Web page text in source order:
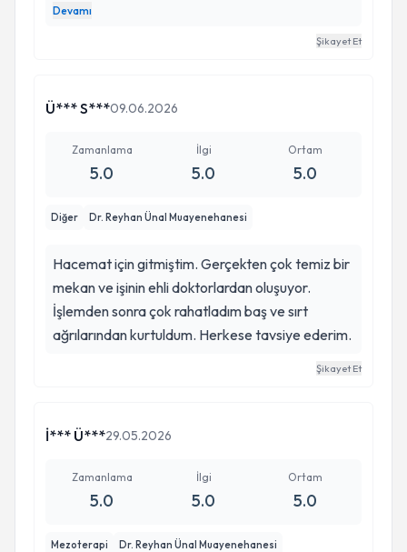
özellikle belirtmiştim, sonuç tam olarak hayal
ettiğim gibi oldu. İşlem öncesi ve sonrası detaylı
Devamı
Şikayet Et
Ü*** S***09.06.2026
Zamanlama
5.0
İlgi
5.0
Ortam
5.0
Diğer Dr. Reyhan Ünal Muayenehanesi
Hacemat için gitmiştim. Gerçekten çok temiz bir
mekan ve işinin ehli doktorlardan oluşuyor.
İşlemden sonra çok rahatladım baş ve sırt
ağrılarından kurtuldum. Herkese tavsiye ederim.
Şikayet Et
İ*** Ü***29.05.2026
Zamanlama
5.0
İlgi
5.0
Ortam
5.0
Mezoterapi Dr. Reyhan Ünal Muayenehanesi